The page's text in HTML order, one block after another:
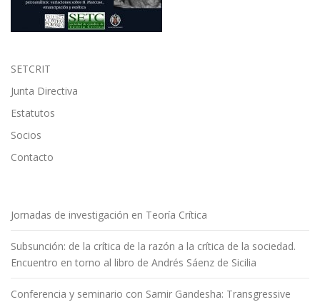
SETCRIT
Junta Directiva
Estatutos
Socios
Contacto
Jornadas de investigación en Teoría Crítica
Subsunción: de la crítica de la razón a la crítica de la sociedad.
Encuentro en torno al libro de Andrés Sáenz de Sicilia
Conferencia y seminario con Samir Gandesha: Transgressive